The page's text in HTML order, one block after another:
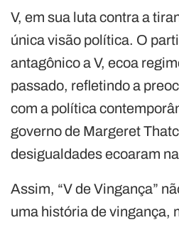
V, em sua luta contra a
única visão política. O
antagônico a V, ecoa
passado, refletindo a
com a política
governo de Margeret
desigualdades ecoaram
Assim, “V de Vingança”
uma história de vingança,